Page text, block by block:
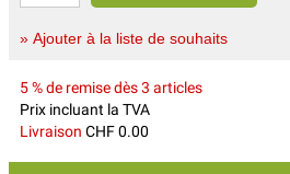
» Ajouter à la liste de souhaits
5 % de remise dès 3 articles
Prix incluant la TVA
Livraison CHF 0.00